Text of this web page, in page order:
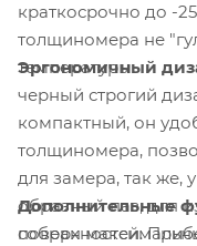
краткосрочно до -
толщиномера не
температуры.
Эргономичный
черный строгий
компактный, он
толщиномера,
для замера, так же,
образный паз, для
поверхностей.
Дополнительные
собран